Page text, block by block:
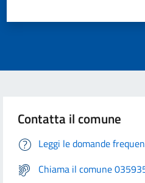
Contatta il comune
Leggi le domande
Chiama il comune